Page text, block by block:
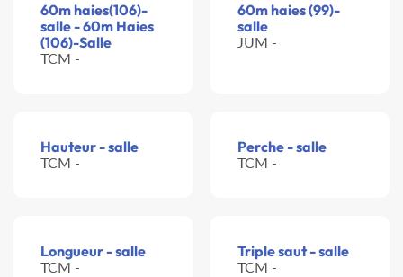
60m haies(106)-
salle - 60m Haies
(106)-Salle
TCM -
60m haies (99)-
salle
JUM -
Hauteur - salle
TCM -
Perche - salle
TCM -
Longueur - salle
TCM -
Triple saut - salle
TCM -